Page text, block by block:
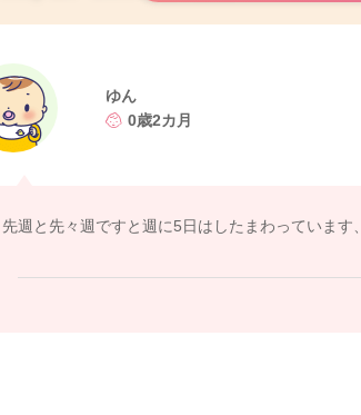
いかと思います。
起きている時よりも寝ぼけているタイミングの方
もし寝ぼけている時の方がよく飲んでくれるよう
います。
どうぞよろしくお願いします。
ゆん
0歳2カ月
先週と先々週ですと週に5日はしたまわっています